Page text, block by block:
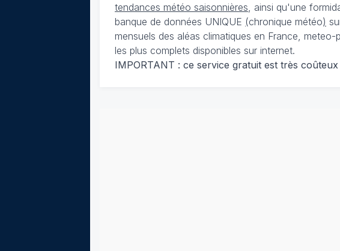
tendances météo saisonnières , ainsi qu'une
banque de données UNIQUE (chronique météo)
mensuels des aléas climatiques en France,
les plus complets disponibles sur internet.
IMPORTANT : ce service gratuit est très